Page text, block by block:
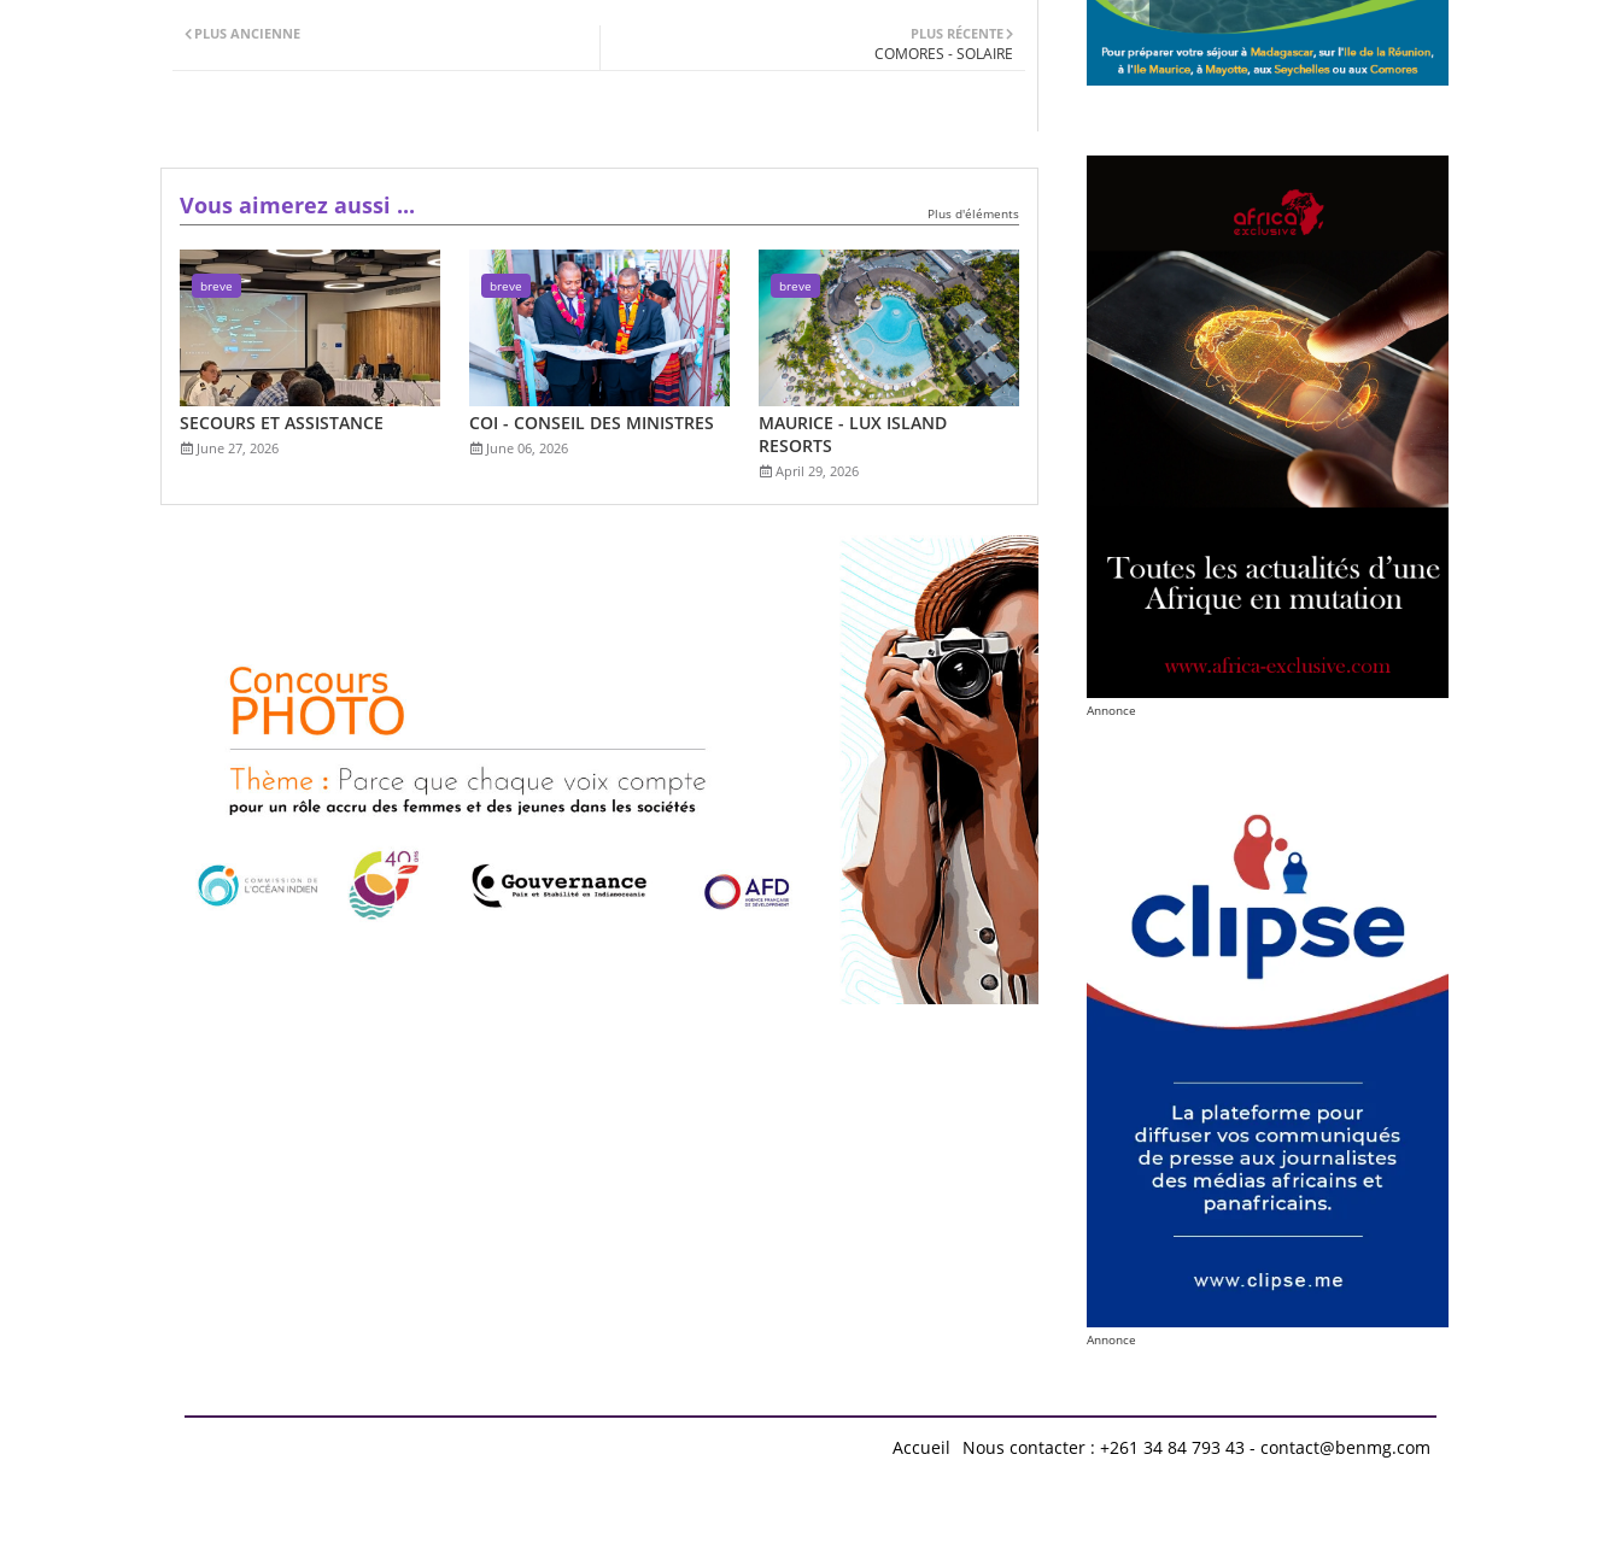
PLUS RÉCENTE
COMORES - SOLAIRE
PLUS ANCIENNE
Vous aimerez aussi ... Plus d'éléments
breve
SECOURS ET ASSISTANCE
June 27, 2026
breve
COI - CONSEIL DES MINISTRES
June 06, 2026
breve
MAURICE - LUX ISLAND
RESORTS
April 29, 2026
Annonce
Annonce
Accueil Nous contacter : +261 34 84 793 43 - contact@benmg.com